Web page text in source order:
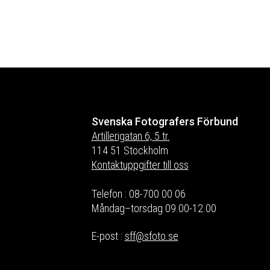
Svenska Fotografers Förbund
Artillerigatan 6, 5 tr.
114 51 Stockholm
Kontaktuppgifter till oss
Telefon : 08-700 00 06
Måndag–torsdag 09.00-12.00
E-post : sff@sfoto.se